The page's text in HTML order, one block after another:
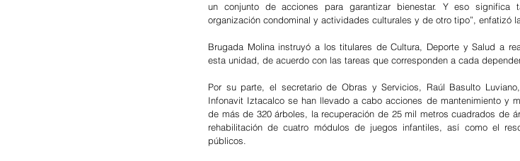
un conjunto de acciones para garantizar bienestar. Y eso significa
organización condominal y actividades culturales y de otro tipo”, enfatizó
Brugada Molina instruyó a los titulares de Cultura, Deporte y Salud a
esta unidad, de acuerdo con las tareas que corresponden a cada
Por su parte, el secretario de Obras y Servicios, Raúl Basulto
Infonavit Iztacalco se han llevado a cabo acciones de mantenimiento y
de más de 320 árboles, la recuperación de 25 mil metros cuadrados de
rehabilitación de cuatro módulos de juegos infantiles, así como el
públicos.